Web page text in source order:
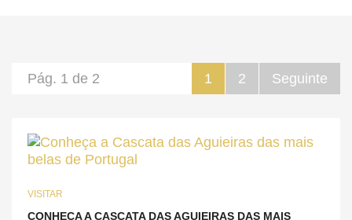
1 2 Seguinte
Pág. 1 de 2
VISITAR
CONHEÇA A CASCATA DAS AGUIEIRAS DAS MAIS